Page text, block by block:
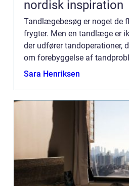
nordisk inspiration
Tandlægebesøg er noget de
frygter. Men en tandlæge er
der udfører tandoperationer,
om forebyggelse af
daglig tandhygiejne. A...
Sara Henriksen